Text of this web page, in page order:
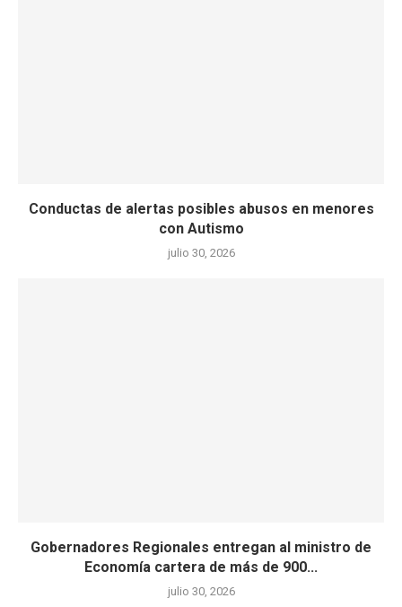
Conductas de alertas posibles abusos en menores
con Autismo
julio 30, 2026
Gobernadores Regionales entregan al ministro de
Economía cartera de más de 900...
julio 30, 2026